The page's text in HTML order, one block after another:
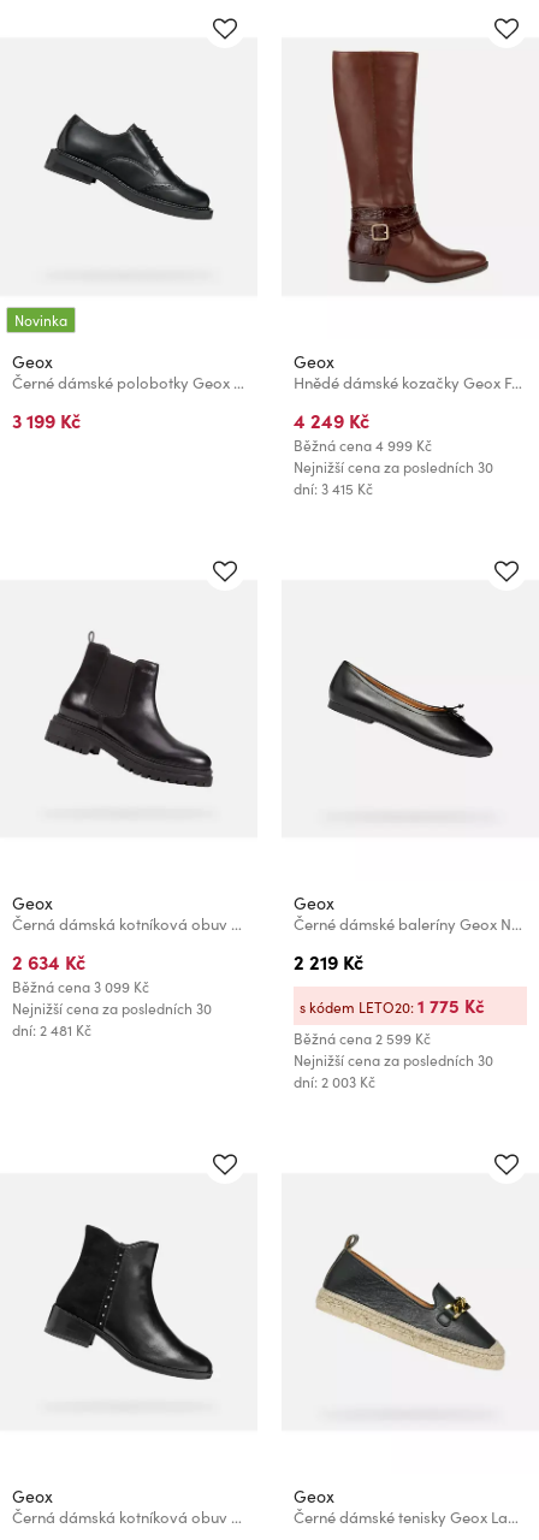
Novinka
Geox
Černé dámské polobotky Geox Serilda
3 199 Kč
Geox
Hnědé dámské kozačky Geox Felicity
4 249 Kč
Běžná cena4 999 Kč
Nejnižší cena za posledních 30
dní: 3 415 Kč
Geox
Černá dámská kotníková obuv Geox Iridea
2 634 Kč
Běžná cena3 099 Kč
Nejnižší cena za posledních 30
dní: 2 481 Kč
Geox
Černé dámské baleríny Geox New Palmaria
2 219 Kč
Běžná cena2 599 Kč
Nejnižší cena za posledních 30
dní: 2 003 Kč
s kódem LETO20:1 775 Kč
Geox
Černá dámská kotníková obuv Geox Camexia
Geox
Černé dámské tenisky Geox Lampedusa